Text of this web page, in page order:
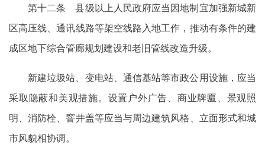
第十二条 县级以上人民政府应当因地制宜加强新城新
区高压线、通讯线路等架空线路入地工作，推动有条件的建
成区地下综合管廊规划建设和老旧管线改造升级。
新建垃圾站、变电站、通信基站等市政公用设施，应当
采取隐蔽和美观措施。设置户外广告、商业牌匾、景观照
明、消防栓、窨井盖等应当与周边建筑风格、立面形式和城
市风貌相协调。